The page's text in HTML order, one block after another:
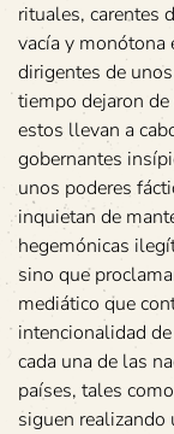
rituales, carentes
vacía y monótona
dirigentes de
tiempo dejaron
estos llevan a
gobernantes
unos poderes
inquietan de
hegemónicas
sino que
mediático que
intencionalidad
cada una de las
países, tales
siguen realizando